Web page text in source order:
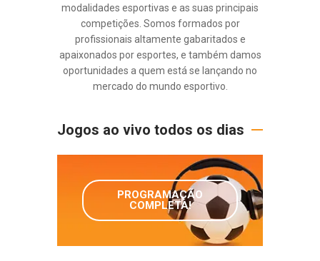
modalidades esportivas e as suas principais
competições. Somos formados por
profissionais altamente gabaritados e
apaixonados por esportes, e também damos
oportunidades a quem está se lançando no
mercado do mundo esportivo.
Jogos ao vivo todos os dias
PROGRAMAÇÃO
COMPLETA!